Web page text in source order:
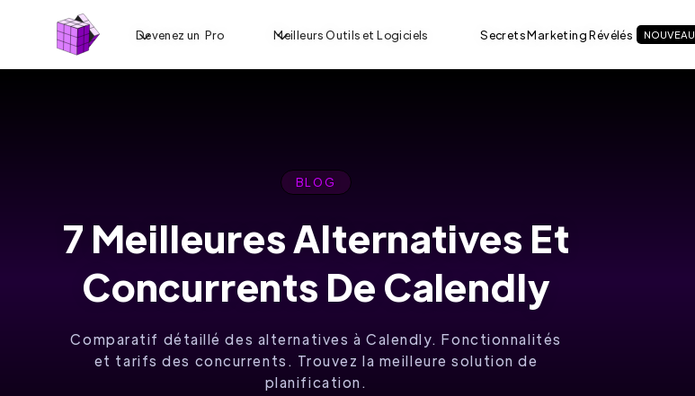
SIMPLIFIEZ
VOS
RENDEZ-
VOUS
Devenez un Pro Meilleurs Outils et Logiciels Secrets Marketing Révélés NOUVEAU
BLOG
7 Meilleures Alternatives Et
Concurrents De Calendly
Comparatif détaillé des alternatives à Calendly. Fonctionnalités
et tarifs des concurrents. Trouvez la meilleure solution de
planification.